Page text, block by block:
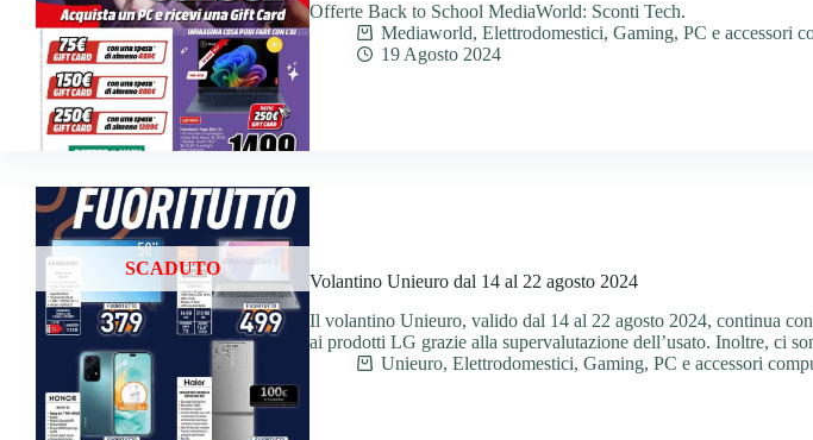
Offerte Back to School MediaWorld: Sconti Tech.
Mediaworld, Elettrodomestici, Gaming, PC e accessori
19 Agosto 2024
SCADUTO
Volantino Unieuro dal 14 al 22 agosto 2024
Il volantino Unieuro, valido dal 14 al 22 agosto 2024, continua
ai prodotti LG grazie alla supervalutazione dell’usato. Inoltre, ci
Unieuro, Elettrodomestici, Gaming, PC e accessori